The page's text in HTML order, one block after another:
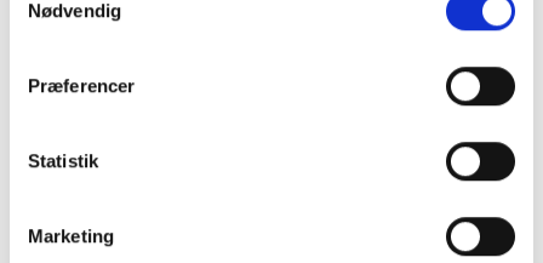
Nødvendig
Præferencer
Statistik
Marketing
S721) er ofte købt sammen med